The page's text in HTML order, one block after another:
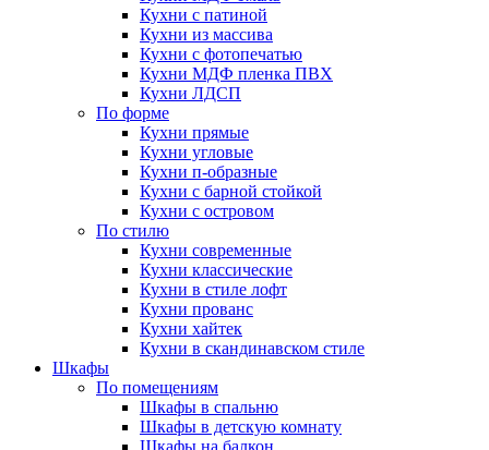
Кухни с патиной
Кухни из массива
Кухни с фотопечатью
Кухни МДФ пленка ПВХ
Кухни ЛДСП
По форме
Кухни прямые
Кухни угловые
Кухни п-образные
Кухни с барной стойкой
Кухни с островом
По стилю
Кухни современные
Кухни классические
Кухни в стиле лофт
Кухни прованс
Кухни хайтек
Кухни в скандинавском стиле
Шкафы
По помещениям
Шкафы в спальню
Шкафы в детскую комнату
Шкафы на балкон